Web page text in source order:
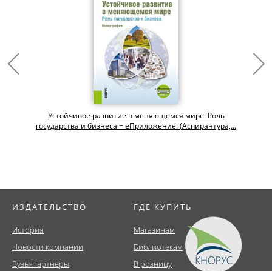
Устойчивое развитие в меняющемся мире. Роль
государства и бизнеса + еПриложение. (Аспирантура,...
ИЗДАТЕЛЬСТВО
История
Новости компании
Вузы-партнеры
ГДЕ КУПИТЬ
Магазинам
Библиотекам
В розницу